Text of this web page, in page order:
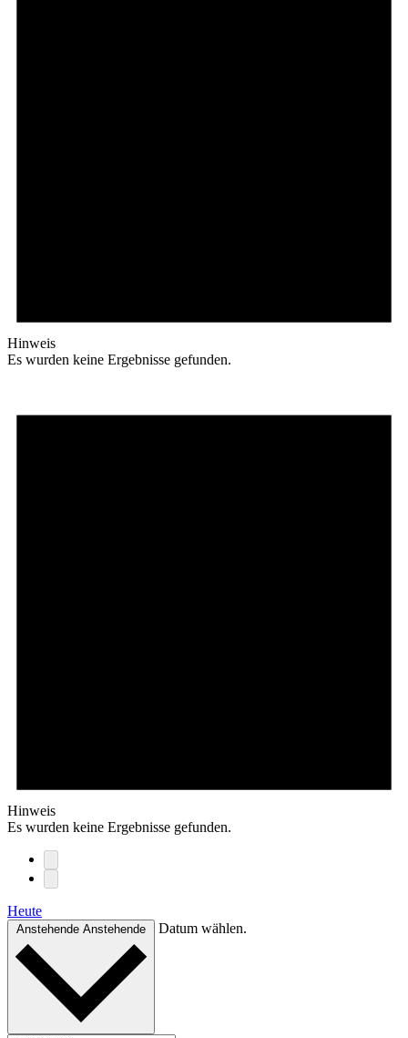
Hinweis
Es wurden keine Ergebnisse gefunden.
Hinweis
Es wurden keine Ergebnisse gefunden.
Heute
Anstehende Anstehende Datum wählen.